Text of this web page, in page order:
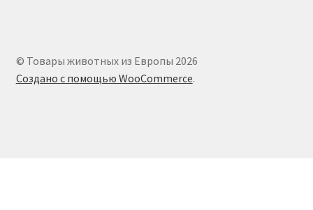
© Товары животных из Европы 2026
Создано с помощью WooCommerce.